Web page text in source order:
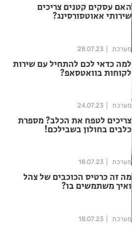
האם עסקים קטנים צריכים
שירותי אאוטסורסינג?
מערכת 28.07.23
למה כדאי לכם להתחיל עם שירות
לקוחות בוואטסאפ?
מערכת 24.07.23
צריכים לטפח את הכלב? מספרת
כלבים בחולון בשבילכם!
מערכת 18.07.23
מה זה כרטיס הכוכבים של צהל
ואיך משתמשים בו?
מערכת 18.07.23